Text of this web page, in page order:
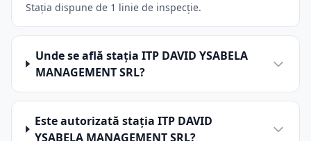
Stația dispune de 1 linie de inspecție.
Unde se află stația ITP DAVID YSABELA
MANAGEMENT SRL?
Este autorizată stația ITP DAVID
YSABELA MANAGEMENT SRL?